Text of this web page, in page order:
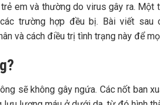
em và thường do virus gây ra.
trường hợp đều bị. Bài viết sau
và cách điều trị tình trạng này để
sẽ không gây ngứa. Các nốt ban